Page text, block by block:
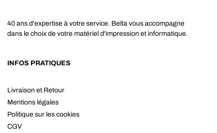
40 ans d'expertise à votre service. Belta vous accompagne
dans le choix de votre matériel d'impression et informatique.
INFOS PRATIQUES
Livraison et Retour
Mentions légales
Politique sur les cookies
CGV